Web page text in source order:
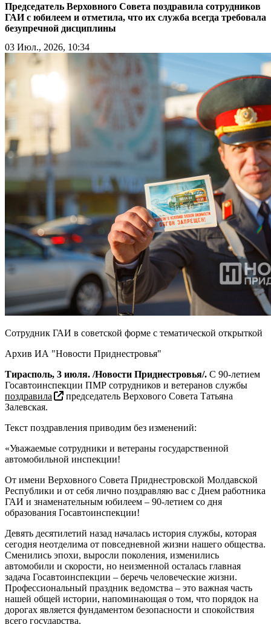
Председатель Верховного Совета поздравила сотрудников
ГАИ с юбилеем и отметила, что их служба всегда требовала
безупречной дисциплины
03 Июл., 2026, 10:34
Сотрудник ГАИ в советской форме с тематической открыткой
Архив ИА "Новости Приднестровья"
Тирасполь, 3 июля. /Новости Приднестровья/. С 90-летием
Госавтоинспекции ПМР сотрудников и ветеранов службы
поздравила
председатель Верхового Совета Татьяна
Залевская.
Текст поздравления приводим без изменений:
«Уважаемые сотрудники и ветераны государственной
автомобильной инспекции!
От имени Верховного Совета Приднестровской Молдавской
Республики и от себя лично поздравляю вас с Днем работника
ГАИ и знаменательным юбилеем – 90-летием со дня
образования Госавтоинспекции!
Девять десятилетий назад началась история службы, которая
сегодня неотделима от повседневной жизни нашего общества.
Сменились эпохи, выросли поколения, изменились
автомобили и скорости, но неизменной осталась главная
задача Госавтоинспекции – беречь человеческие жизни.
Профессиональный праздник ведомства – это важная часть
нашей общей истории, напоминающая о том, что порядок на
дорогах является фундаментом безопасности и спокойствия
всего государства.